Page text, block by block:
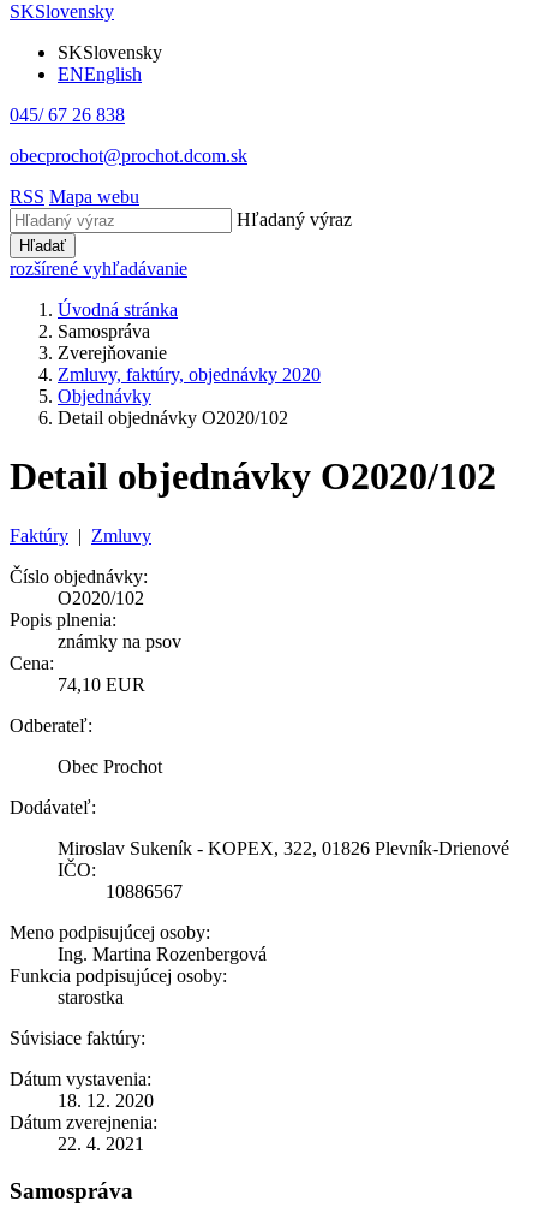
SKSlovensky
SKSlovensky
ENEnglish
045/ 67 26 838
obecprochot@prochot.dcom.sk
RSS Mapa webu
Hľadaný výraz
Hľadať
rozšírené vyhľadávanie
Úvodná stránka
Samospráva
Zverejňovanie
Zmluvy, faktúry, objednávky 2020
Objednávky
Detail objednávky O2020/102
Detail objednávky O2020/102
Faktúry | Zmluvy
Číslo objednávky:
O2020/102
Popis plnenia:
známky na psov
Cena:
74,10 EUR
Odberateľ:
Obec Prochot
Dodávateľ:
Miroslav Sukeník - KOPEX, 322, 01826 Plevník-Drienové
IČO:
10886567
Meno podpisujúcej osoby:
Ing. Martina Rozenbergová
Funkcia podpisujúcej osoby:
starostka
Súvisiace faktúry:
Dátum vystavenia:
18. 12. 2020
Dátum zverejnenia:
22. 4. 2021
Samospráva